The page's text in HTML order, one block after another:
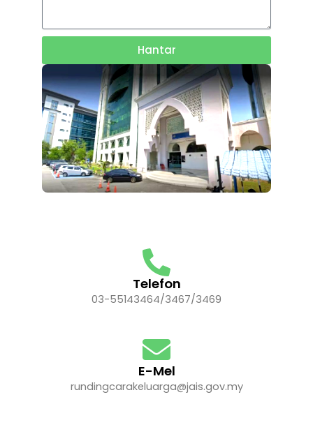
Hantar
Telefon
03-55143464/3467/3469
E-Mel
rundingcarakeluarga@jais.gov.my